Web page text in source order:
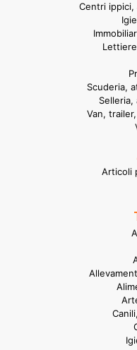
Centri ippici,
Scuderia,
Van,
Articoli